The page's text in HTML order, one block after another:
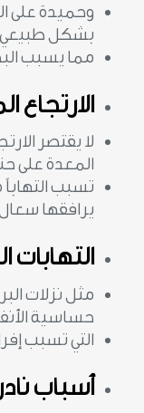
وحميدة على
بشكل طبيعي،
مما يسبب
الارتجاع
لا يقتصر
المعدة على
تسبب التهاباً
يرافقها
التهابات
مثل نزلات
حساسية
التي تسبب
أسباب